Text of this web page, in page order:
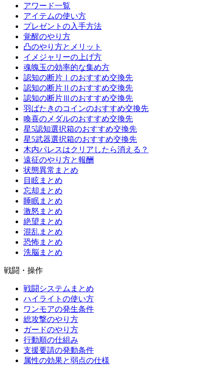
アワード一覧
アイテムの使い方
プレゼントの入手方法
覚醒のやり方
凸のやり方とメリット
イメジャリーの上げ方
魂魄玉の効率的な集め方
認知の断片Ⅰのおすすめ交換先
認知の断片Ⅱのおすすめ交換先
認知の断片Ⅲのおすすめ交換先
羽ばたきのコインのおすすめ交換先
喚喜のメダルのおすすめ交換先
星5認知選択箱のおすすめ交換先
星5武器選択箱のおすすめ交換先
木内パレスはクリアしたら消える？
遠征のやり方と報酬
状態異常まとめ
目眩まとめ
忘却まとめ
睡眠まとめ
激怒まとめ
絶望まとめ
混乱まとめ
恐怖まとめ
洗脳まとめ
戦闘・操作
戦闘システムまとめ
ハイライトの使い方
ワンモアの発生条件
総攻撃のやり方
ガードのやり方
行動順の仕組み
支援要請の発動条件
属性の効果と弱点の仕様